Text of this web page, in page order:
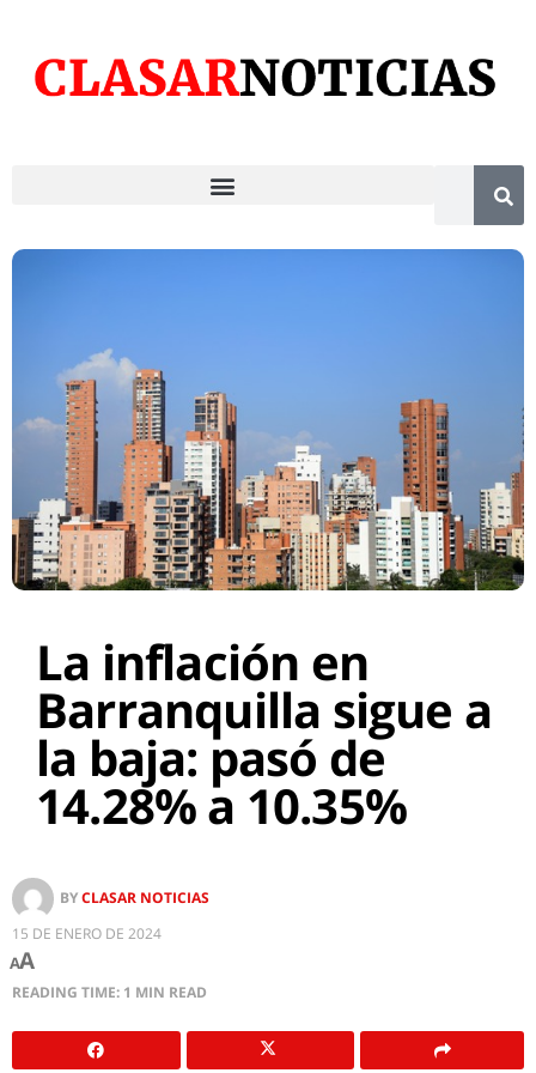
La inflación en
Barranquilla sigue a
la baja: pasó de
14.28% a 10.35%
BYCLASAR NOTICIAS
15 DE ENERO DE 2024
AA
READING TIME: 1 MIN READ